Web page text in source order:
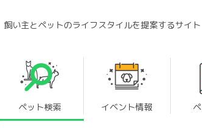
飼い主とペットのライフスタイルを提案するサイト
ペット検索 イベント情報